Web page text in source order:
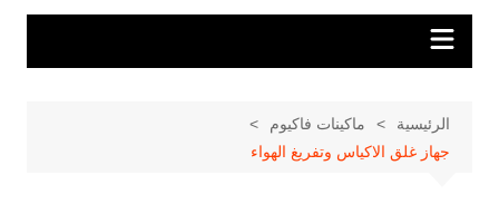
الرئيسية
ماكينات فاكيوم
جهاز غلق الاكياس وتفريغ الهواء